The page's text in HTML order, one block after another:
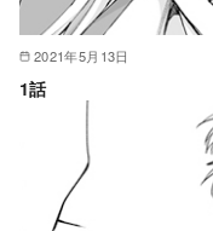
2021年5月13日
1話